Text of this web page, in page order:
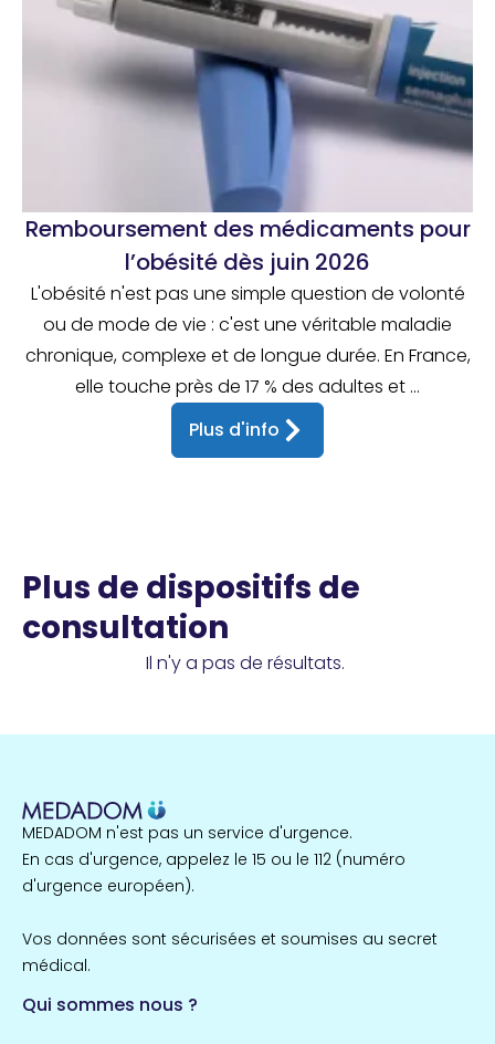
Remboursement des médicaments pour
l’obésité dès juin 2026
L'obésité n'est pas une simple question de volonté
ou de mode de vie : c'est une véritable maladie
chronique, complexe et de longue durée. En France,
elle touche près de 17 % des adultes et ...
Plus d'info
Plus de dispositifs de
consultation
Il n'y a pas de résultats.
MEDADOM n'est pas un service d'urgence.
En cas d'urgence, appelez le 15 ou le 112 (numéro
d'urgence européen).
Vos données sont sécurisées et soumises au secret
médical.
Qui sommes nous ?